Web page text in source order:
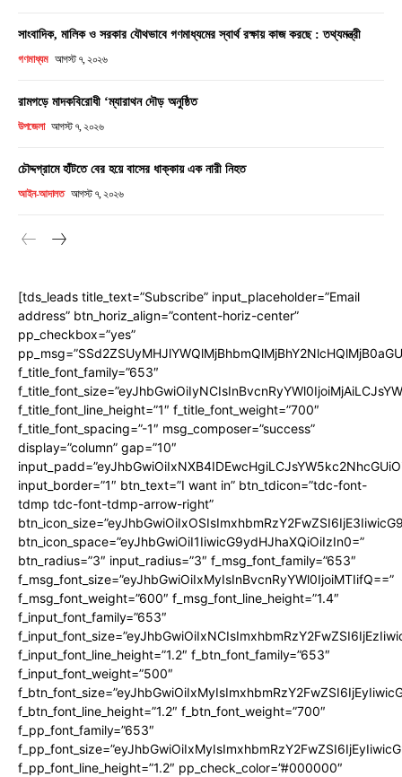
সাংবাদিক, মালিক ও সরকার যৌথভাবে গণমাধ্যমের স্বার্থ রক্ষায় কাজ করছে : তথ্যমন্ত্রী
গণমাধ্যম আগস্ট ৭, ২০২৬
রামগড়ে মাদকবিরোধী ‘ম্যারাথন দৌড় অনুষ্ঠিত
উপজেলা আগস্ট ৭, ২০২৬
চৌদ্দগ্রামে হাঁটতে বের হয়ে বাসের ধাক্কায় এক নারী নিহত
আইন-আদালত আগস্ট ৭, ২০২৬
[tds_leads title_text=”Subscribe” input_placeholder=”Email
address” btn_horiz_align=”content-horiz-center”
pp_checkbox=”yes”
f_title_font_family=”653″
f_title_font_line_height=”1″ f_title_font_weight=”700″
f_title_font_spacing=”-1″ msg_composer=”success”
display=”column” gap=”10″
input_border=”1″ btn_text=”I want in” btn_tdicon=”tdc-font-
tdmp tdc-font-tdmp-arrow-right”
btn_icon_space=”eyJhbGwiOiI1IiwicG9ydHJhaXQiOiIzIn0=”
btn_radius=”3″ input_radius=”3″ f_msg_font_family=”653″
f_msg_font_size=”eyJhbGwiOiIxMyIsInBvcnRyYWl0IjoiMTIifQ==”
f_msg_font_weight=”600″ f_msg_font_line_height=”1.4″
f_input_font_family=”653″
f_input_font_line_height=”1.2″ f_btn_font_family=”653″
f_input_font_weight=”500″
f_btn_font_line_height=”1.2″ f_btn_font_weight=”700″
f_pp_font_family=”653″
f_pp_font_line_height=”1.2″ pp_check_color=”#000000″